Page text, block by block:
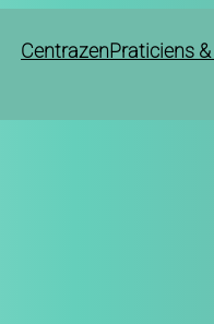
CentrazenPraticiens